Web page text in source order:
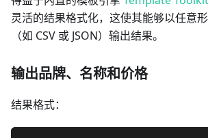
灵活的结果格式化，这使其能够以任意
（如 CSV 或 JSON）输出结果。
输出品牌、名称和价格
结果格式：